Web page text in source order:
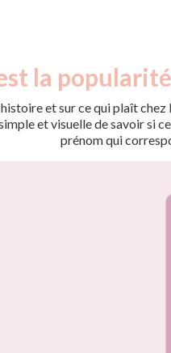
la
et sur ce qui plaît
et visuelle de savoir si
prénom qui